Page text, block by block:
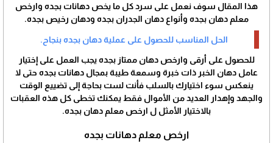
هذا المقال سوف نعمل على سرد كل ما يخص دهانات بجده وارخص
معلم دهان بجده وأنواع دهان الجدران بجده ودهان رخيص بجده.
الحل المناسب للحصول على عملية دهان بجده بنجاح.
للحصول على أرقى وارخص دهان ممتاز بجده يجب العمل على إختيار
عامل دهان الخبر ذات خبرة وسمعة طيبة بمجال دهانات بجده حتى لا
ينعكس سوء اختيارك بالسلب فأنت لست بحاجة إلى تضييع الوقت
والجهد وإهدار العديد من الأموال فقط يمكنك تخطى كل هذه العقبات
بالاختيار الأمثل ل ارخص معلم دهان بجده.
ارخص معلم دهانات بجده